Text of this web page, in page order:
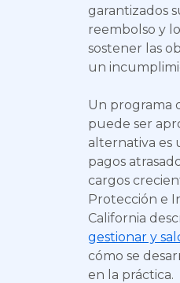
garantizados
reembolso y
sostener las
un
Un programa
puede ser
alternativa es
pagos
cargos
Protección e
California
gestionar y
cómo se
en la práctica.